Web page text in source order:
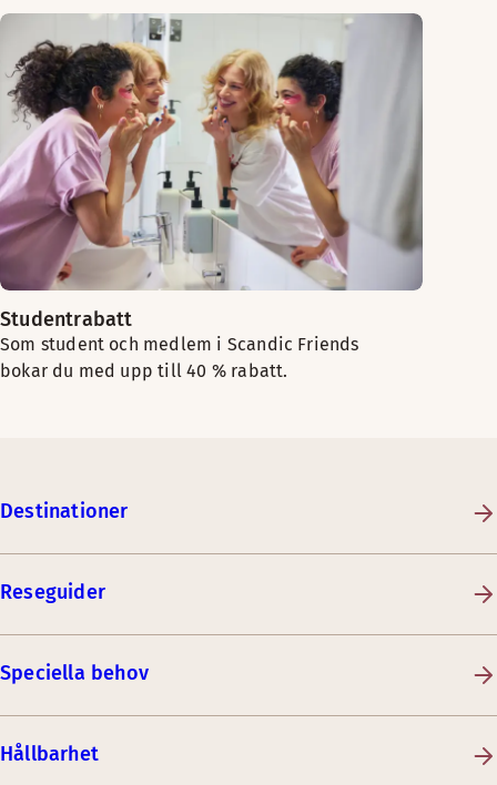
Studentrabatt
Som student och medlem i Scandic Friends
bokar du med upp till 40 % rabatt.
Destinationer
Reseguider
Speciella behov
Hållbarhet